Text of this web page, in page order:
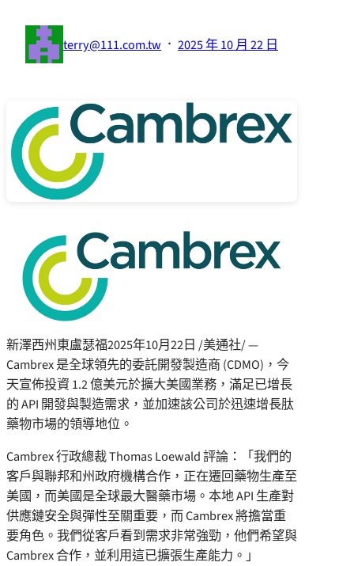
terry@111.com.tw · 2025 年 10 月 22 日
新澤西州東盧瑟福2025年10月22日 /美通社/ —
Cambrex 是全球領先的委託開發製造商 (CDMO)，今
天宣佈投資 1.2 億美元於擴大美國業務，滿足已增長
的 API 開發與製造需求，並加速該公司於迅速增長肽
藥物市場的領導地位。
Cambrex 行政總裁Thomas Loewald評論：「我們的
客戶與聯邦和州政府機構合作，正在遷回藥物生產至
美國，而美國是全球最大醫藥市場。本地 API 生產對
供應鏈安全與彈性至關重要，而 Cambrex 將擔當重
要角色。我們從客戶看到需求非常強勁，他們希望與
Cambrex 合作，並利用這已擴張生產能力。」